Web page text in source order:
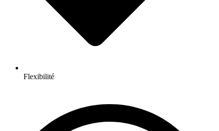
Flexibilité